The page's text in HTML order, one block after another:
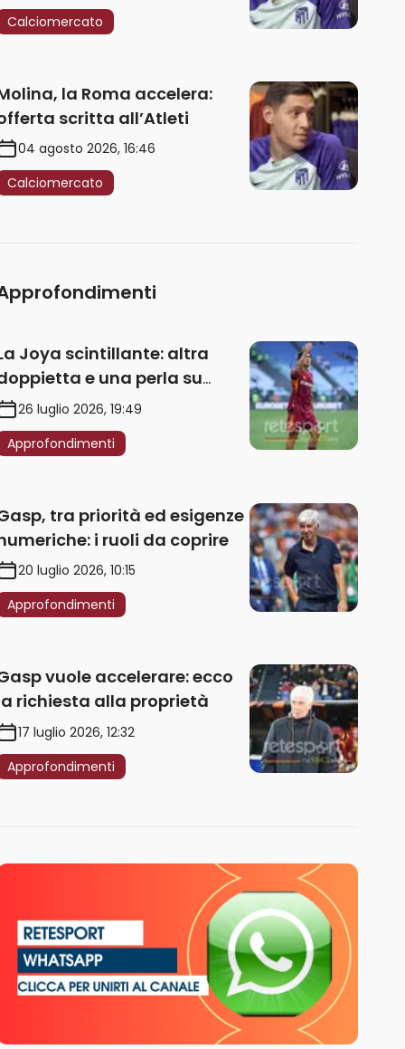
Calciomercato
la Roma accelera:
scritta all’Atleti
04 agosto 2026, 16:46
Calciomercato
Joya scintillante: altra
e una perla su
– VIDEO
26 luglio 2026, 19:49
Approfondimenti
tra priorità ed esigenze
i ruoli da coprire
20 luglio 2026, 10:15
Approfondimenti
vuole accelerare: ecco
richiesta alla proprietà
17 luglio 2026, 12:32
Approfondimenti